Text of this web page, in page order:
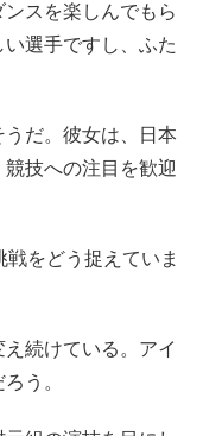
スを楽しんでもら
選手ですし、ふた
だ。彼女は、日本
技への注目を歓迎
をどう捉えていま
続けている。アイ
う。